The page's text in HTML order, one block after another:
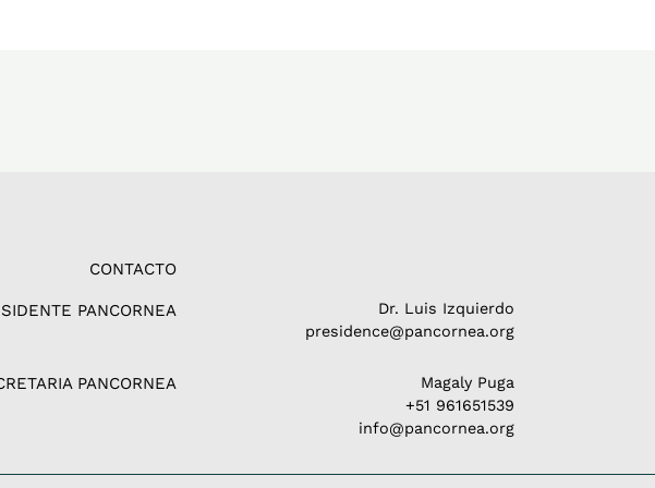
CONTACTO
PANCORNEA
PANCORNEA
Dr. Luis Izquierdo
presidence@pancornea.org
Magaly Puga
+51 961651539
info@pancornea.org